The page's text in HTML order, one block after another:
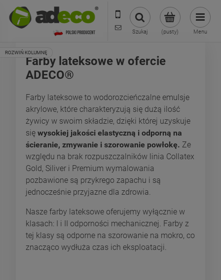
573 569 400
sklep@adecoshop.pl
(pusty)
Szukaj Menu
Farby lateksowe w ofercie
ADECO®
Farby lateksowe to wodorozcieńczalne emulsje
akrylowe, które charakteryzują się dużą ilość
żywicy w swoim składzie, dzięki której uzyskuje
się wysokiej jakości elastyczną i odporną na
ścieranie, zmywanie i szorowanie powłokę. Ze
względu na brak rozpuszczalników linia Collatex
Gold, Siliver i Premium wymalowania
pozbawione są przykrego zapachu i są
jednocześnie przyjazne dla zdrowia.
Nasze farby lateksowe oferujemy wyłącznie w
klasach: I i II odporności mechanicznej. Farby z
tej klasy są odporne na szorowanie na mokro, co
znacząco wydłuża czas ich eksploatacji.